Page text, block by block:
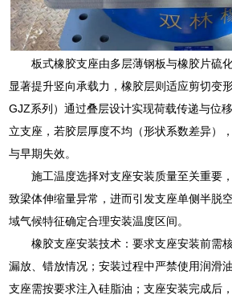
板式橡胶支座由多层薄钢板与橡胶片硫
显著提升竖向承载力，橡胶层则适应剪切变
GJZ系列）通过叠层设计实现荷载传递与位
立支座，若胶层厚度不均（形状系数差异）
与早期失效。
施工温度选择对支座安装质量至关重要
致梁体伸缩量异常，进而引发支座单侧半脱
域气候特征确定合理安装温度区间。
橡胶支座安装技术：要求支座安装前需
漏放、错放情况；安装过程中严禁使用润滑
支座需按要求注入硅脂油；支座安装完成后